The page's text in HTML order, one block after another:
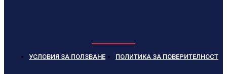
УСЛОВИЯ ЗА ПОЛЗВАНЕ ПОЛИТИКА ЗА ПОВЕРИТЕЛНОСТ